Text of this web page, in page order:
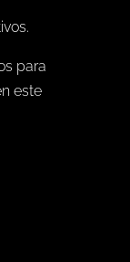
para
este